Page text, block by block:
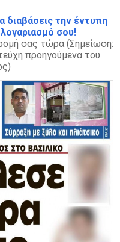
διαβάσεις την έντυπη
σου!
σας τώρα (Σημείωση:
προηγούμενα του